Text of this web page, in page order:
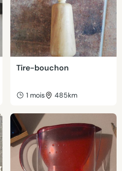
Tire-bouchon
1 mois 485km